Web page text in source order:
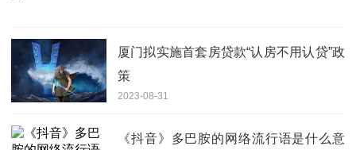
厦门拟实施首套房贷款“认房不用认贷”政
策
2023-08-31
《抖音》多巴胺的网络流行语是什么意